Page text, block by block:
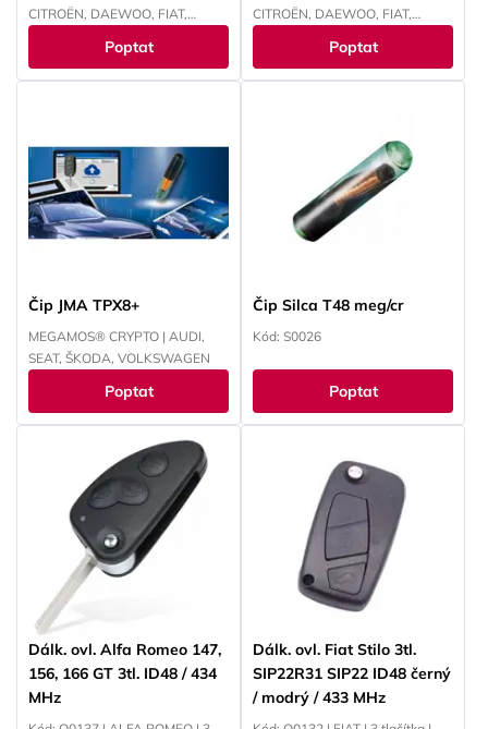
CITROËN, DAEWOO, FIAT,
CHEVROLET, CHRYSLER, ISUZU,
IVECO, JEEP, KAWASAKI, KIA,
OPEL, PEUGEOT, RENAULT,
SMART, SUBARU, SUZUKI,
TOYOTA, VOKSWAGEN,
YAMAHA
Poptat
CITROËN, DAEWOO, FIAT,
CHEVROLET, CHRYSLER, ISUZU,
IVECO, JEEP, KAWASAKI, KIA,
OPEL, PEUGEOT, RENAULT,
SMART, SUBARU, SUZUKI,
TOYOTA, VOKSWAGEN,
YAMAHA
Poptat
Čip JMA TPX8+
MEGAMOS® CRYPTO | AUDI,
SEAT, ŠKODA, VOLKSWAGEN
Poptat
Čip Silca T48 meg/cr
Kód: S0026
Poptat
Dálk. ovl. Alfa Romeo 147,
156, 166 GT 3tl. ID48 / 434
MHz
Dálk. ovl. Fiat Stilo 3tl.
SIP22R31 SIP22 ID48 černý
/ modrý / 433 MHz